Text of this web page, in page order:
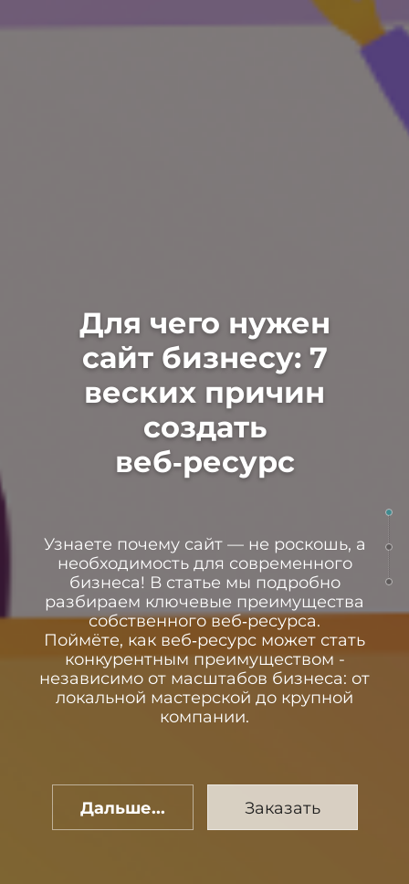
Для чего нужен
сайт бизнесу: 7
веских причин
создать
веб‑ресурс
Узнаете почему сайт — не роскошь, а
необходимость для современного
бизнеса! В статье мы подробно
разбираем ключевые преимущества
собственного веб‑ресурса.
Поймёте, как веб‑ресурс может стать
конкурентным преимуществом -
независимо от масштабов бизнеса: от
локальной мастерской до крупной
компании.
Дальше... Заказать